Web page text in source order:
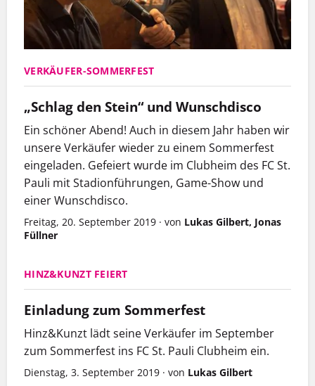
VERKÄUFER-SOMMERFEST
„Schlag den Stein“ und Wunschdisco
Ein schöner Abend! Auch in diesem Jahr haben wir
unsere Verkäufer wieder zu einem Sommerfest
eingeladen. Gefeiert wurde im Clubheim des FC St.
Pauli mit Stadionführungen, Game-Show und
einer Wunschdisco.
Freitag, 20. September 2019 · von Lukas Gilbert, Jonas
Füllner
HINZ&KUNZT FEIERT
Einladung zum Sommerfest
Hinz&Kunzt lädt seine Verkäufer im September
zum Sommerfest ins FC St. Pauli Clubheim ein.
Dienstag, 3. September 2019 · von Lukas Gilbert